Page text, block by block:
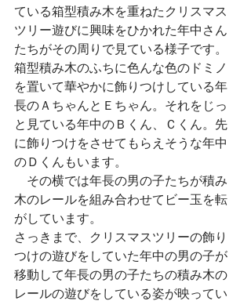
ている箱型積み木を重ねたクリスマス
ツリー遊びに興味をひかれた年中さん
たちがその周りで見ている様子です。
箱型積み木のふちに色んな色のドミノ
を置いて華やかに飾りつけしている年
長のＡちゃんとＥちゃん。それをじっ
と見ている年中のＢくん、Ｃくん。先
に飾りつけをさせてもらえそうな年中
のＤくんもいます。
その横では年長の男の子たちが積み
木のレールを組み合わせてビー玉を転
がしています。
さっきまで、クリスマスツリーの飾り
つけの遊びをしていた年中の男の子が
移動して年長の男の子たちの積み木の
レールの遊びをしている姿が映ってい